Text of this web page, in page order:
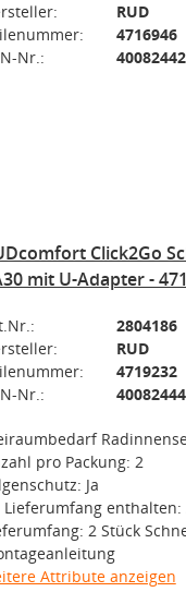
RUD
4716946
Nr.:
Click2Go
mit U-Adapter -
2804186
RUD
4719232
Nr.:
pro Packung: 2
Ja
Lieferumfang
2 Stück
Attribute anzeigen